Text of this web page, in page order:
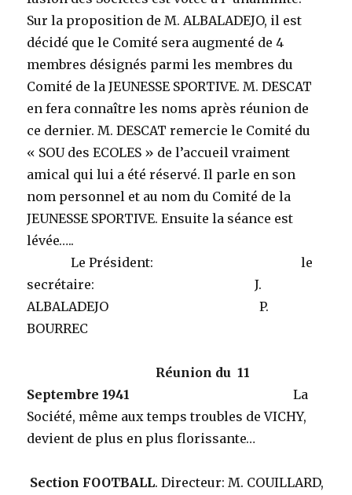
Sur la proposition de M. ALBALADEJO, il est
décidé que le Comité sera augmenté de 4
membres désignés parmi les membres du
Comité de la JEUNESSE SPORTIVE. M. DESCAT
en fera connaître les noms après réunion de
ce dernier. M. DESCAT remercie le Comité du
« SOU des ECOLES » de l’accueil vraiment
amical qui lui a été réservé. Il parle en son
nom personnel et au nom du Comité de la
JEUNESSE SPORTIVE. Ensuite la séance est
lévée…..
Le Président: le
secrétaire: J.
ALBALADEJO P.
BOURREC
Réunion du 11
Septembre 1941 La
Société, même aux temps troubles de VICHY,
devient de plus en plus florissante…
Section FOOTBALL. Directeur: M. COUILLARD,